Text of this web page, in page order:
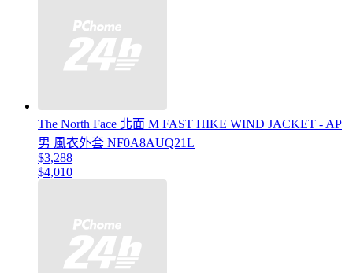
The North Face 北面 M FAST HIKE WIND JACKET - AP
男 風衣外套 NF0A8AUQ21L
$3,288
$4,010